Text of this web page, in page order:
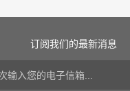
订阅我们的最新消息